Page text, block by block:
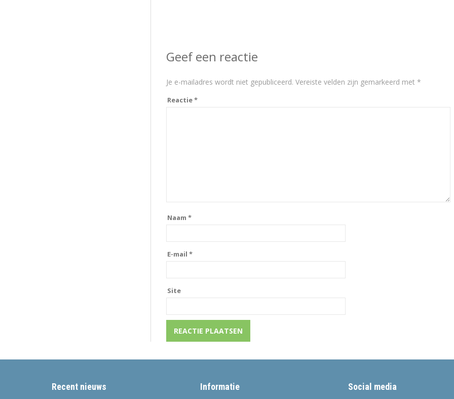
Geef een reactie
Je e-mailadres wordt niet gepubliceerd. Vereiste velden zijn gemarkeerd met *
Reactie*
Naam *
E-mail *
Site
Recent nieuws Informatie Social media